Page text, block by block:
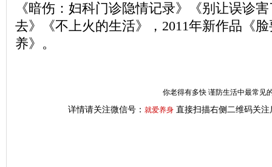
《暗伤：妇科门诊隐情记录》《别让误诊
去》《不上火的生活》，2011年新作品《
养》。
你老得有多快 谨防生活中最常见
详情请关注微信号： 就爱养身 直接扫描右侧二维码关注